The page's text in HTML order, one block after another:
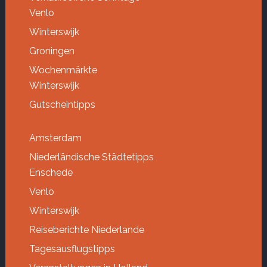
Venlo
Winterswijk
Groningen
Wochenmärkte
Winterswijk
Gutscheintipps
Amsterdam
Niederländische Städtetipps
Enschede
Venlo
Winterswijk
Reiseberichte Niederlande
Tagesausflugstipps